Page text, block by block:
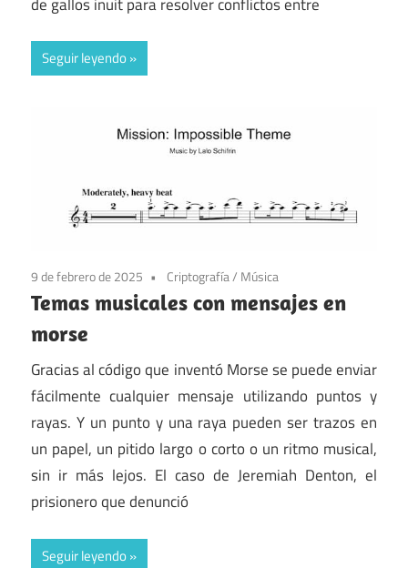
Seguir leyendo
9 de febrero de 2025 Criptografía/ Música
Temas musicales con mensajes en
morse
Gracias al código que inventó Morse se puede enviar
fácilmente cualquier mensaje utilizando puntos y
rayas. Y un punto y una raya pueden ser trazos en
un papel, un pitido largo o corto o un ritmo musical,
sin ir más lejos. El caso de Jeremiah Denton, el
prisionero que denunció
Seguir leyendo